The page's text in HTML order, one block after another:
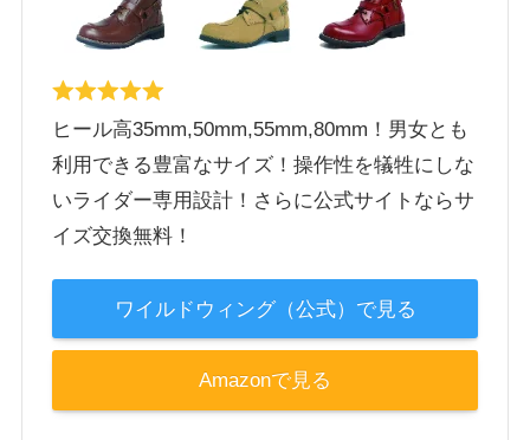
ヒール高35mm,50mm,55mm,80mm！男女とも
利用できる豊富なサイズ！操作性を犠牲にしな
いライダー専用設計！さらに公式サイトならサ
イズ交換無料！
ワイルドウィング（公式）で見る
Amazonで見る